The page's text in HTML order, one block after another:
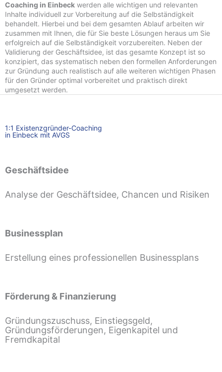
Coaching in Einbeck werden alle wichtigen und relevanten
Inhalte individuell zur Vorbereitung auf die Selbständigkeit
behandelt. Hierbei und bei dem gesamten Ablauf arbeiten wir
zusammen mit Ihnen, die für Sie beste Lösungen heraus um Sie
erfolgreich auf die Selbständigkeit vorzubereiten. Neben der
Validierung der Geschäftsidee, ist das gesamte Konzept ist so
konzipiert, das systematisch neben den formellen Anforderungen
zur Gründung auch realistisch auf alle weiteren wichtigen Phasen
für den Gründer optimal vorbereitet und praktisch direkt
umgesetzt werden.
1:1 Existenzgründer-Coaching
in Einbeck mit AVGS
Geschäftsidee
Analyse der Geschäftsidee, Chancen und Risiken
Businessplan
Erstellung eines professionellen Businessplans
Förderung & Finanzierung
Gründungszuschuss, Einstiegsgeld,
Gründungsförderungen, Eigenkapitel und
Fremdkapital